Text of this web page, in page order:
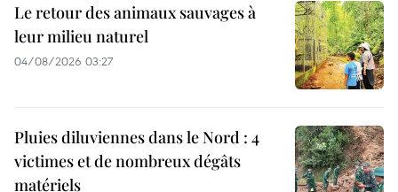
Le retour des animaux sauvages à
leur milieu naturel
04/08/2026 03:27
Pluies diluviennes dans le Nord : 4
victimes et de nombreux dégâts
matériels